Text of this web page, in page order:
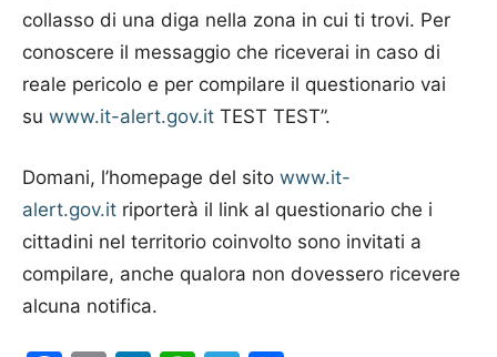
collasso di una diga nella zona in cui ti trovi. Per
conoscere il messaggio che riceverai in caso di
reale pericolo e per compilare il questionario vai
su www.it-alert.gov.it TEST TEST”.
Domani, l’homepage del sito www.it-
alert.gov.it riporterà il link al questionario che i
cittadini nel territorio coinvolto sono invitati a
compilare, anche qualora non dovessero ricevere
alcuna notifica.